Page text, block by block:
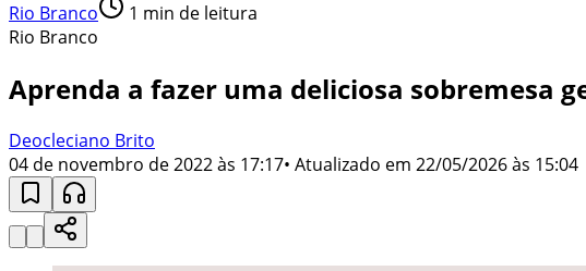
Rio Branco 1 min de leitura
Rio Branco
Aprenda a fazer uma deliciosa sobremesa
Deocleciano Brito
04 de novembro de 2022 às 17:17• Atualizado em 22/05/2026 às 15:04